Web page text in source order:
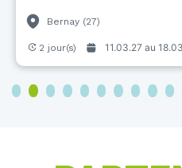
Bernay (27)
2 jour(s) 11.03.27 au
3 4 5 6 7 8 9 10 11 12